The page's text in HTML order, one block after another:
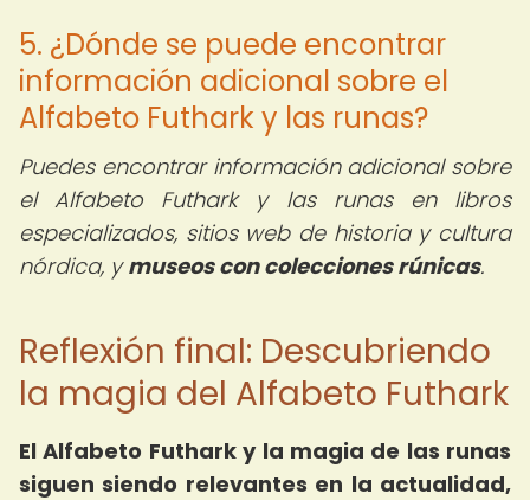
5. ¿Dónde se puede encontrar
información adicional sobre el
Alfabeto Futhark y las runas?
Puedes encontrar información adicional sobre
el Alfabeto Futhark y las runas en libros
especializados, sitios web de historia y cultura
nórdica, ymuseos con colecciones rúnicas.
Reflexión final: Descubriendo
la magia del Alfabeto Futhark
El Alfabeto Futhark y la magia de las runas
siguen siendo relevantes en la actualidad,